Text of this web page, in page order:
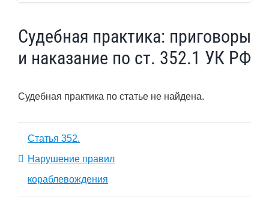
Судебная практика: приговоры
и наказание по ст. 352.1 УК РФ
Судебная практика по статье не найдена.
Статья 352.
Нарушение правил
кораблевождения